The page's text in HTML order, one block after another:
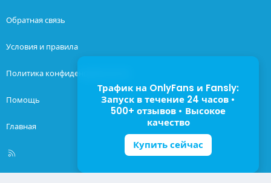
Обратная связь
Условия и правила
Политика конфиденциальности
Помощь
Главная
R
S
Трафик на OnlyFans и Fansly:
Запуск в течение 24 часов •
500+ отзывов • Высокое
качество
Купить сейчас